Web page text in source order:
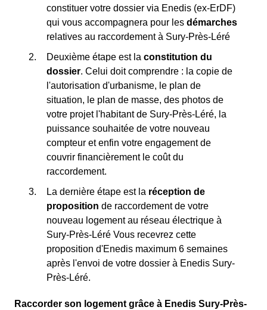
constituer votre dossier via Enedis (ex-ErDF)
qui vous accompagnera pour les démarches
relatives au raccordement à Sury-Près-Léré
Deuxième étape est la constitution du
dossier. Celui doit comprendre : la copie de
l'autorisation d'urbanisme, le plan de
situation, le plan de masse, des photos de
votre projet l'habitant de Sury-Près-Léré, la
puissance souhaitée de votre nouveau
compteur et enfin votre engagement de
couvrir financièrement le coût du
raccordement.
La dernière étape est la réception de
proposition de raccordement de votre
nouveau logement au réseau électrique à
Sury-Près-Léré Vous recevrez cette
proposition d'Enedis maximum 6 semaines
après l'envoi de votre dossier à Enedis Sury-
Près-Léré.
Raccorder son logement grâce à Enedis Sury-Près-